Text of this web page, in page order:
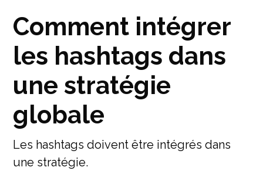
Comment intégrer
les hashtags dans
une stratégie
globale
Les hashtags doivent être intégrés dans
une stratégie.